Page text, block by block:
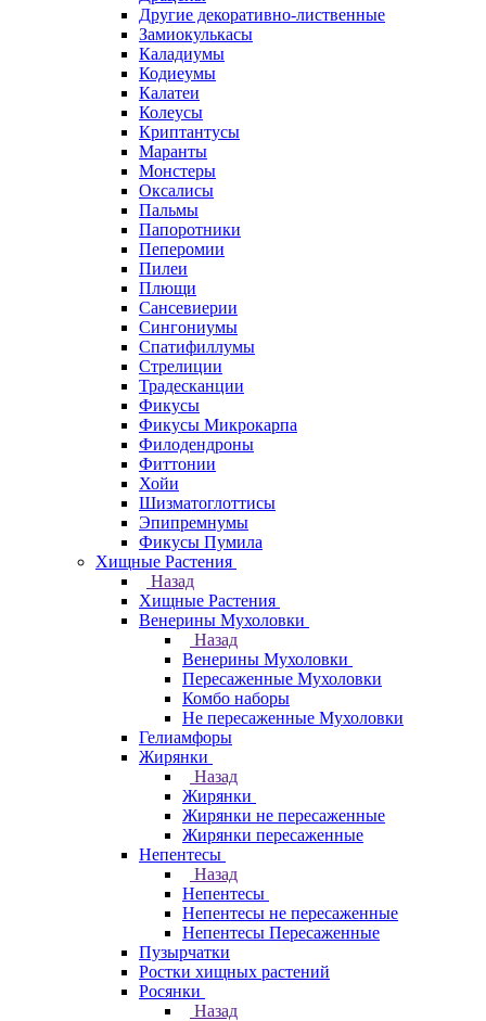
Другие декоративно-лиственные
Замиокулькасы
Каладиумы
Кодиеумы
Калатеи
Колеусы
Криптантусы
Маранты
Монстеры
Оксалисы
Пальмы
Папоротники
Пеперомии
Пилеи
Плющи
Сансевиерии
Сингониумы
Спатифиллумы
Стрелиции
Традесканции
Фикусы
Фикусы Микрокарпа
Филодендроны
Фиттонии
Хойи
Шизматоглоттисы
Эпипремнумы
Фикусы Пумила
Хищные Растения
Назад
Хищные Растения
Венерины Мухоловки
Назад
Венерины Мухоловки
Пересаженные Мухоловки
Комбо наборы
Не пересаженные Мухоловки
Гелиамфоры
Жирянки
Назад
Жирянки
Жирянки не пересаженные
Жирянки пересаженные
Непентесы
Назад
Непентесы
Непентесы не пересаженные
Непентесы Пересаженные
Пузырчатки
Ростки хищных растений
Росянки
Назад